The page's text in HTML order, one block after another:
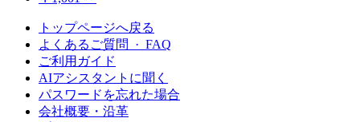
トップページへ戻る
よくあるご質問 · FAQ
ご利用ガイド
AIアシスタントに聞く
パスワードを忘れた場合
会社概要・沿革